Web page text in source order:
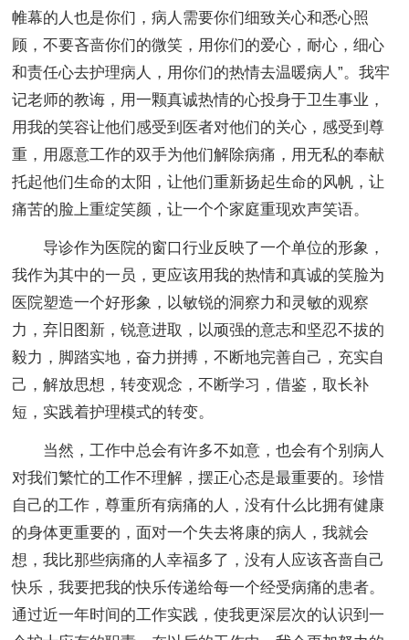
帷幕的人也是你们，病人需要你们细致关心和悉心照
顾，不要吝啬你们的微笑，用你们的爱心，耐心，细心
和责任心去护理病人，用你们的热情去温暖病人”。我牢
记老师的教诲，用一颗真诚热情的心投身于卫生事业，
用我的笑容让他们感受到医者对他们的关心，感受到尊
重，用愿意工作的双手为他们解除病痛，用无私的奉献
托起他们生命的太阳，让他们重新扬起生命的风帆，让
痛苦的脸上重绽笑颜，让一个个家庭重现欢声笑语。
导诊作为医院的窗口行业反映了一个单位的形象，
我作为其中的一员，更应该用我的热情和真诚的笑脸为
医院塑造一个好形象，以敏锐的洞察力和灵敏的观察
力，弃旧图新，锐意进取，以顽强的意志和坚忍不拔的
毅力，脚踏实地，奋力拼搏，不断地完善自己，充实自
己，解放思想，转变观念，不断学习，借鉴，取长补
短，实践着护理模式的转变。
当然，工作中总会有许多不如意，也会有个别病人
对我们繁忙的工作不理解，摆正心态是最重要的。珍惜
自己的工作，尊重所有病痛的人，没有什么比拥有健康
的身体更重要的，面对一个失去将康的病人，我就会
想，我比那些病痛的人幸福多了，没有人应该吝啬自己
快乐，我要把我的快乐传递给每一个经受病痛的患者。
通过近一年时间的工作实践，使我更深层次的认识到一